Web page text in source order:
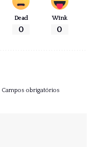
Dead
0
Wink
0
Campos obrigatórios